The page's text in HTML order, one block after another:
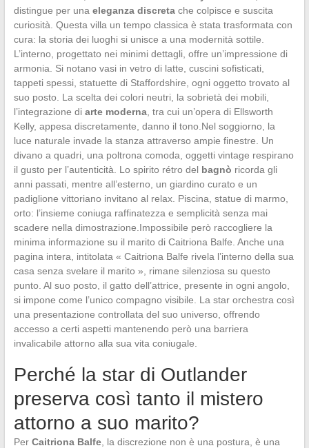
distingue per una eleganza discretache colpisce e suscita
curiosità. Questa villa un tempo classica è stata trasformata con
cura: la storia dei luoghi si unisce a una modernità sottile.
L’interno, progettato nei minimi dettagli, offre un’impressione di
armonia. Si notano vasi in vetro di latte, cuscini sofisticati,
tappeti spessi, statuette di Staffordshire, ogni oggetto trovato al
suo posto. La scelta dei colori neutri, la sobrietà dei mobili,
l’integrazione di arte moderna, tra cui un’opera di Ellsworth
Kelly, appesa discretamente, danno il tono.Nel soggiorno, la
luce naturale invade la stanza attraverso ampie finestre. Un
divano a quadri, una poltrona comoda, oggetti vintage respirano
il gusto per l’autenticità. Lo spirito rétro del bagnò ricorda gli
anni passati, mentre all’esterno, un giardino curato e un
padiglione vittoriano invitano al relax. Piscina, statue di marmo,
orto: l’insieme coniuga raffinatezza e semplicità senza mai
scadere nella dimostrazione.Impossibile però raccogliere la
minima informazione su il marito di Caitriona Balfe. Anche una
pagina intera, intitolata « Caitriona Balfe rivela l’interno della sua
casa senza svelare il marito », rimane silenziosa su questo
punto. Al suo posto, il gatto dell’attrice, presente in ogni angolo,
si impone come l’unico compagno visibile. La star orchestra così
una presentazione controllata del suo universo, offrendo
accesso a certi aspetti mantenendo però una barriera
invalicabile attorno alla sua vita coniugale.
Perché la star di Outlander
preserva così tanto il mistero
attorno a suo marito?
Per Caitriona Balfe, la discrezione non è una postura, è una